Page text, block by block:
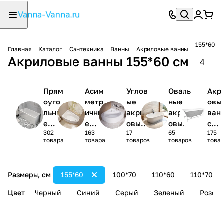
Главная Каталог Сантехника Ванны Акриловые ванны
155*60
Акриловые ванны 155*60 см 4
Прям
оуго
льны
е
акри
ловы
ванн
ы
302
товара
Асим
метр
ичны
е
акри
ловы
ванн
163
товара
Углов
ые
акрил
овые
ванны
1/4
17
товаров
Оваль
ные
акрил
овые
ванны
65
товаров
с
сом
)
175
Размеры, см 100*70 110*60 110*70
155*60
Цвет Черный Синий Серый Зеленый